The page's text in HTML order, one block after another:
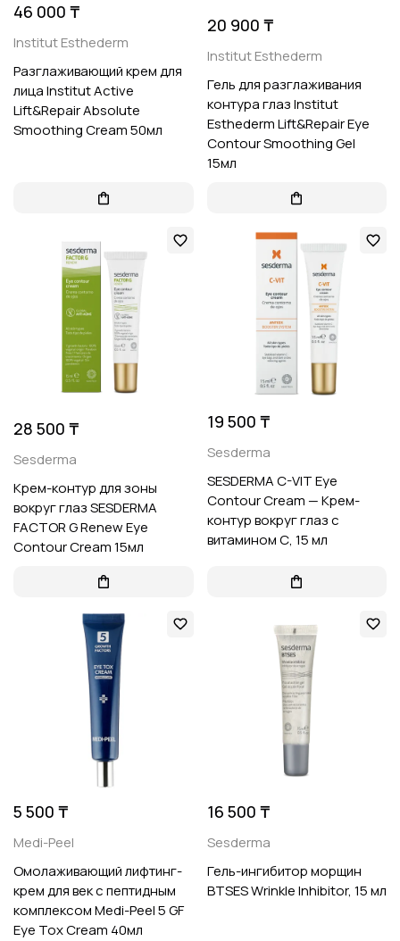
46 000 ₸
Institut Esthederm
Разглаживающий крем для
лица Institut Active
Lift&Repair Absolute
Smoothing Cream 50мл
20 900 ₸
Institut Esthederm
Гель для разглаживания
контура глаз Institut
Esthederm Lift&Repair Eye
Contour Smoothing Gel
15мл
28 500 ₸
Sesderma
Крем-контур для зоны
вокруг глаз SESDERMA
FACTOR G Renew Eye
Contour Cream 15мл
19 500 ₸
Sesderma
SESDERMA C-VIT Eye
Contour Cream — Крем-
контур вокруг глаз с
витамином С, 15 мл
5 500 ₸
Medi-Peel
Омолаживающий лифтинг-
крем для век с пептидным
комплексом Medi-Peel 5 GF
Eye Tox Cream 40мл
16 500 ₸
Sesderma
Гель-ингибитор морщин
BTSES Wrinkle Inhibitor, 15 мл